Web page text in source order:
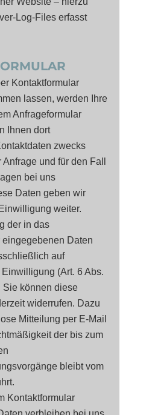
Log-Files erfasst
Kontaktformular
lassen, werden Ihre
Anfrageformular
Ihnen dort
zwecks
und für den Fall
bei uns
Daten geben wir
weiter.
der in das
eingegebenen Daten
auf
(Art. 6 Abs.
Sie können diese
widerrufen. Dazu
Mitteilung per E-Mail
der bis zum
bleibt vom
Kontaktformular